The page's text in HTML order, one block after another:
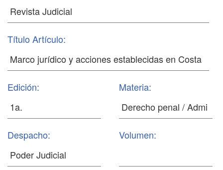
Título Artículo:
Edición: Materia:
Despacho: Volumen: